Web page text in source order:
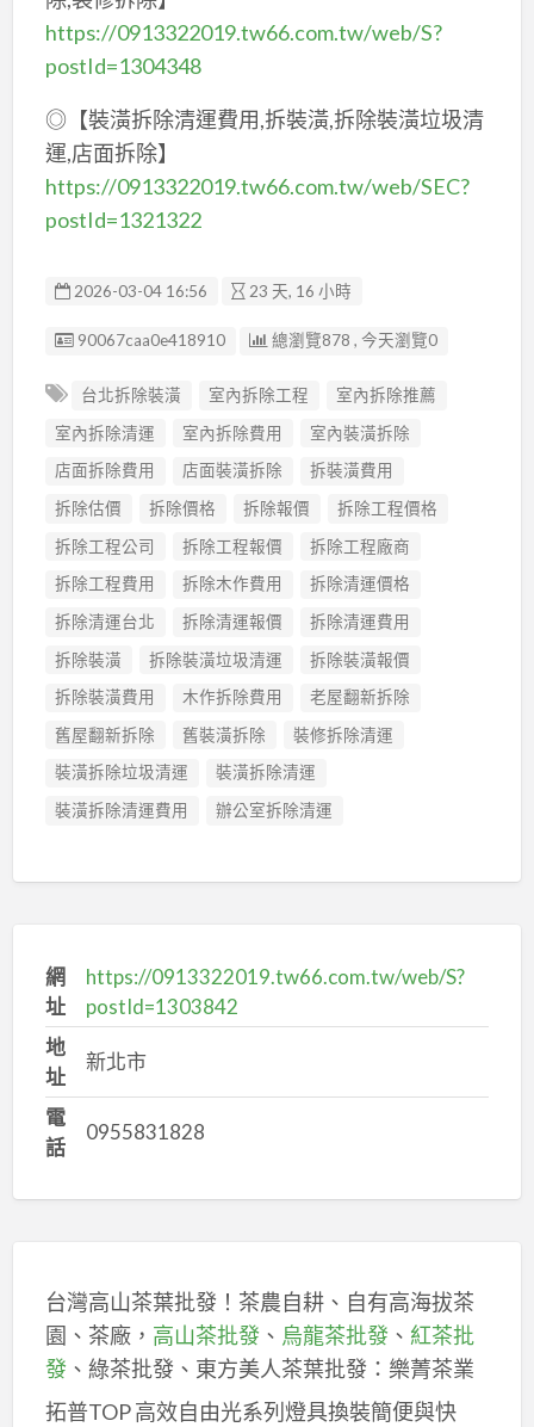
https://0913322019.tw66.com.tw/web/S?
postId=1304348
◎【裝潢拆除清運費用,拆裝潢,拆除裝潢垃圾清
運,店面拆除】
https://0913322019.tw66.com.tw/web/SEC?
postId=1321322
2026-03-04 16:56 23 天, 16 小時
廣告编號
90067caa0e418910 總瀏覽878 , 今天瀏覽0
台北拆除裝潢 室內拆除工程
室內拆除推薦
室內拆除清運
室內拆除費用
室內裝潢拆除
店面拆除費用
店面裝潢拆除
拆裝潢費用
拆除估價
拆除價格 拆除報價
拆除工程價格
拆除工程公司
拆除工程報價
拆除工程廠商
拆除工程費用
拆除木作費用
拆除清運價格
拆除清運台北
拆除清運報價
拆除清運費用
拆除裝潢
拆除裝潢垃圾清運
拆除裝潢報價
拆除裝潢費用
木作拆除費用
老屋翻新拆除
舊屋翻新拆除
舊裝潢拆除
裝修拆除清運
裝潢拆除垃圾清運
裝潢拆除清運
裝潢拆除清運費用
辦公室拆除清運
網
址
https://0913322019.tw66.com.tw/web/S?
postId=1303842
地
址
新北市
電
話
0955831828
台灣高山茶葉批發！茶農自耕、自有高海拔茶
園、茶廠， 高山茶批發、 烏龍茶批發、 紅茶批
發、綠茶批發、東方美人茶葉批發：樂菁茶業
拓普TOP 高效自由光系列燈具換裝簡便與快